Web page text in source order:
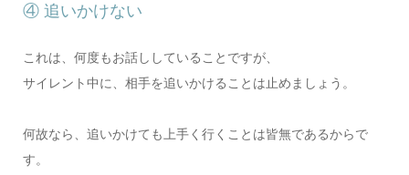
④ 追いかけない
これは、何度もお話ししていることですが、
サイレント中に、相手を追いかけることは止めましょう。
何故なら、追いかけても上手く行くことは皆無であるからで
す。